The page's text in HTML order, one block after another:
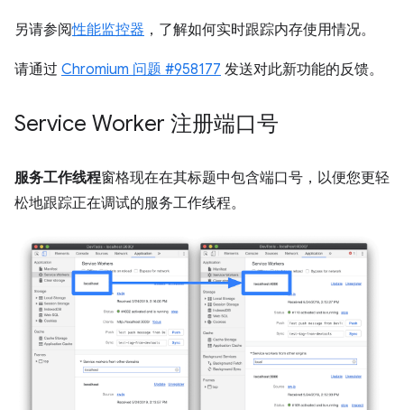
另请参阅性能监控器 ，了解如何实时跟踪内存使用情况。
请通过 Chromium 问题 #958177 发送对此新功能的反馈。
Service Worker 注册端口号
服务工作线程窗格现在在其标题中包含端口号，以便您更轻
松地跟踪正在调试的服务工作线程。